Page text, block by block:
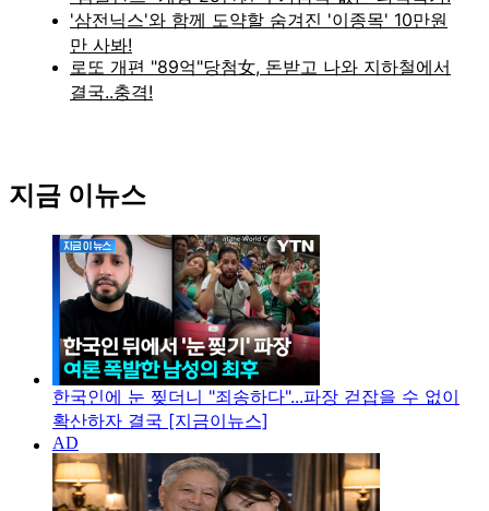
지금 이뉴스
한국인에 눈 찢더니 "죄송하다"...파장 걷잡을 수 없이
확산하자 결국 [지금이뉴스]